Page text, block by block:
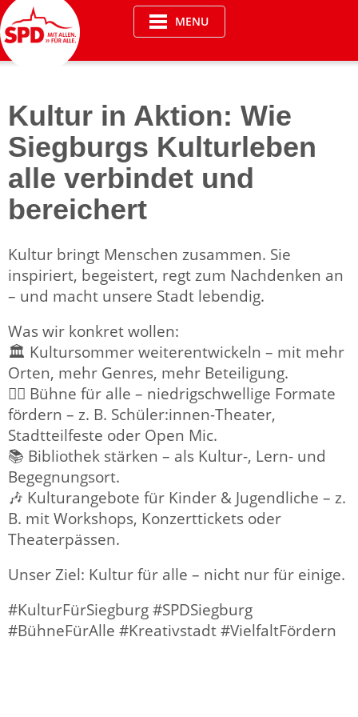
Skip
to
content
MENU
Kultur in Aktion: Wie
Siegburgs Kulturleben
alle verbindet und
bereichert
Kultur bringt Menschen zusammen. Sie
inspiriert, begeistert, regt zum Nachdenken an
– und macht unsere Stadt lebendig.
Was wir konkret wollen:
🏛️ Kultursommer weiterentwickeln – mit mehr
Orten, mehr Genres, mehr Beteiligung.
🧍‍♂️ Bühne für alle – niedrigschwellige Formate
fördern – z. B. Schüler:innen-Theater,
Stadtteilfeste oder Open Mic.
📚 Bibliothek stärken – als Kultur-, Lern- und
Begegnungsort.
🎶 Kulturangebote für Kinder & Jugendliche – z.
B. mit Workshops, Konzerttickets oder
Theaterpässen.
Unser Ziel: Kultur für alle – nicht nur für einige.
#KulturFürSiegburg #SPDSiegburg
#BühneFürAlle #Kreativstadt #VielfaltFördern